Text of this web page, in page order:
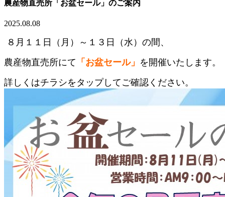
農産物直売所「お盆セール」のご案内
2025.08.08
８月１１日（月）～１３日（水）の間、
農産物直売所にて 「お盆セール」 を開催いたします。
詳しくはチラシをタップしてご確認ください。